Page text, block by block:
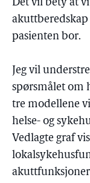
Det vil bety at
pasienten bor.
Jeg vil
spørsmålet om
tre modellene
helse- og
Vedlagte graf